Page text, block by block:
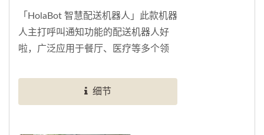
「HolaBot 智慧配送机器人」此款机器
人主打呼叫通知功能的配送机器人好
啦，广泛应用于餐厅、医疗等多个领
载量、搭配手势辨识、语音控制模
组、无接触配送，有助于提高餐厅翻
细节